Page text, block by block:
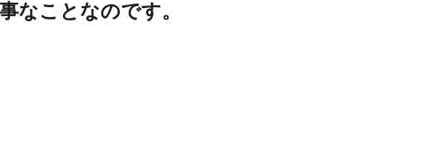
なことなのです。